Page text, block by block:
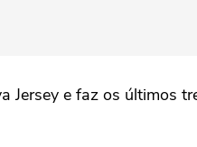
e faz os últimos